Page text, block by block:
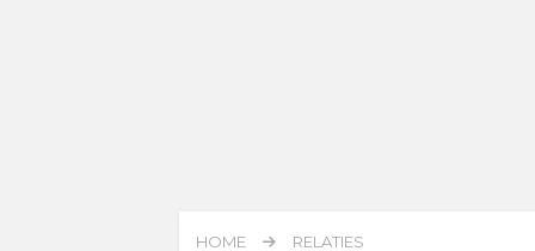
HOME RELATIES